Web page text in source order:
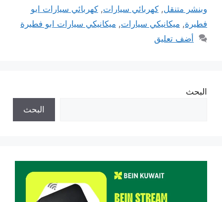
وبنشر متنقل, كهربائي سيارات, كهربائي سيارات ابو
فطيرة, ميكانيكي سيارات, ميكانيكي سيارات ابو فطيرة
أضف تعليق
البحث
البحث